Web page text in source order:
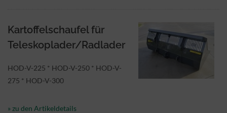
Kartoffelschaufel für
Teleskoplader/Radlader
HOD-V-225 * HOD-V-250 * HOD-V-
275 * HOD-V-300
» zu den Artikeldetails